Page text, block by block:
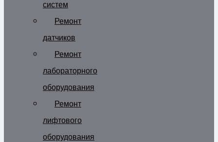
систем
Ремонт
датчиков
Ремонт
лабораторного
оборудования
Ремонт
лифтового
оборудования